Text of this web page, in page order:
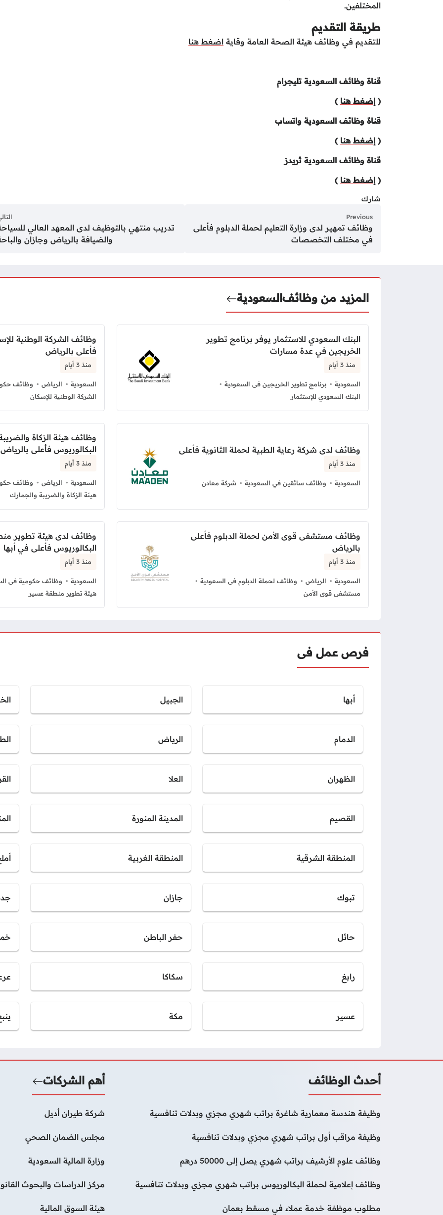
المختلفين.
طريقة التقديم
للتقديم في وظائف هيئة الصحة العامة وقاية اضغط هنا
قناة وظائف السعودية تليجرام
( إضغط هنا )
قناة وظائف السعودية واتساب
( إضغط هنا )
قناة وظائف السعودية ثريدز
( إضغط هنا )
شارك
Previous
وظائف تمهير لدى وزارة التعليم لحملة الدبلوم فأعلى
في مختلف التخصصات
تدريب منتهي بالتوظيف لدى المعهد العالي
والضيافة بالرياض وجازان
المزيد من وظائفالسعودية
البنك السعودي للاستثمار يوفر برنامج تطوير
الخريجين في عدة مسارات
منذ 3 أيام
السعودية
برنامج تطوير الخريجين فى السعودية
البنك السعودي للإستثمار
وظائف الشركة الوطنية
فأعلى بالرياض
منذ 3 أيام
السعودية الرياض
وظائف
الشركة الوطنية للإسكان
وظائف لدى شركة رعاية الطبية لحملة الثانوية فأعلى
منذ 3 أيام
السعودية وظائف سائقين في السعودية شركة معادن
وظائف هيئة الزكاة
البكالوريوس فأعلى بالرياض
منذ 3 أيام
السعودية الرياض
وظائف
هيئة الزكاة والضريبة والجمارك
وظائف مستشفى قوى الأمن لحملة الدبلوم فأعلى
بالرياض
منذ 3 أيام
السعودية الرياض
وظائف لحملة الدبلوم فى السعودية
مستشفى قوى الأمن
وظائف لدى هيئة تطوير
البكالوريوس فأعلى في أبها
منذ 3 أيام
السعودية
وظائف حكومية فى
هيئة تطوير منطقة عسير
فرص عمل فى
أبها الجبيل
الدمام الرياض
الظهران العلا
القصيم المدينة المنورة
المنطقة الشرقية المنطقة الغربية
تبوك جازان
حائل حفر الباطن
رابغ سكاكا
عسير مكة
أحدث الوظائف
وظيفة هندسة معمارية شاغرة براتب شهري مجزي وبدلات تنافسية
وظيفة مراقب أول براتب شهري مجزي وبدلات تنافسية
وظائف علوم الأرشيف براتب شهري يصل إلى 50000 درهم
وظائف إعلامية لحملة البكالوريوس براتب شهري مجزي وبدلات تنافسية
مطلوب موظفة خدمة عملاء في مسقط بعمان
أهم الشركات
شركة طيران أديل
مجلس الضمان الصحي
وزارة المالية السعودية
مركز الدراسات والبحوث
هيئة السوق المالية